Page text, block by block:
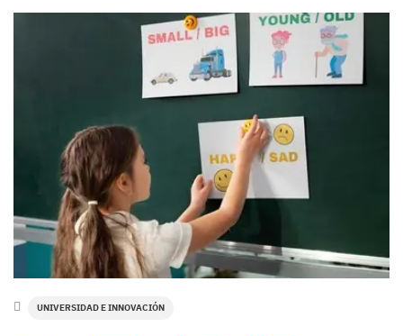
UNIVERSIDAD E INNOVACIÓN